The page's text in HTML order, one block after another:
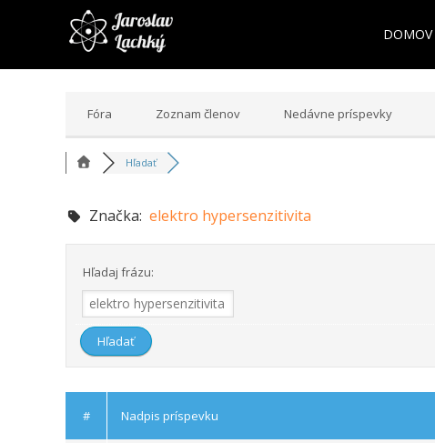
DOMOV
Fóra Zoznam členov Nedávne príspevky
Hľadať
Značka: elektro hypersenzitivita
Hľadaj frázu:
# Nadpis príspevku